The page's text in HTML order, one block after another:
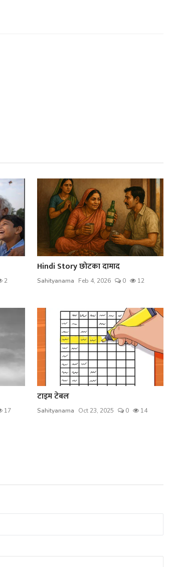
2
Hindi Story छोटका दामाद
Sahityanama Feb 4, 2026 0 12
17
टाइम टेबल
Sahityanama Oct 23, 2025 0 14